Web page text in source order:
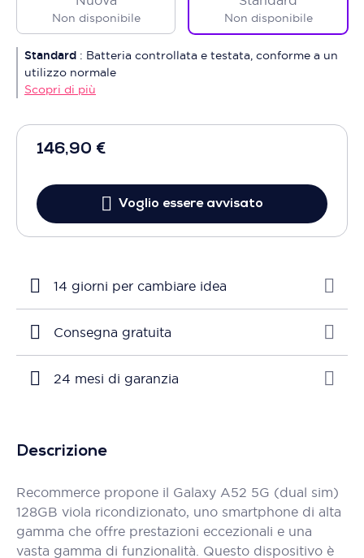
146,90 €
Voglio essere avvisato
Non disponibile Non disponibile
Standard : Batteria controllata e testata, conforme a un
utilizzo normale
Scopri di più
14 giorni per cambiare idea
Consegna gratuita
24 mesi di garanzia
Descrizione
Recommerce propone il Galaxy A52 5G (dual sim)
128GB viola ricondizionato, uno smartphone di alta
gamma che offre prestazioni eccezionali e una
vasta gamma di funzionalità. Questo dispositivo è